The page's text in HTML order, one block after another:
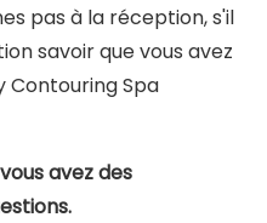
pas à la réception, s'il
savoir que vous avez
Contouring Spa
avez des